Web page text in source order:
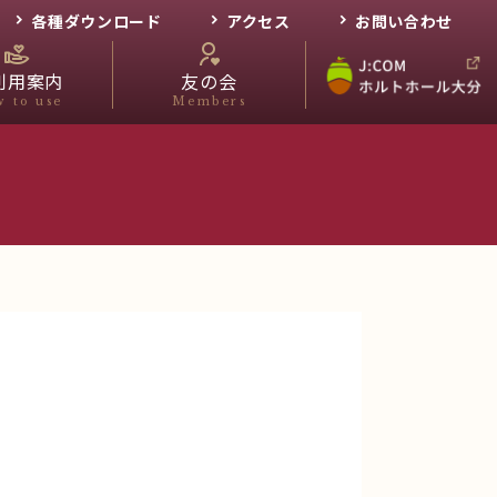
各種ダウンロード アクセス お問い合わせ
用案内
to use
友の会
Members